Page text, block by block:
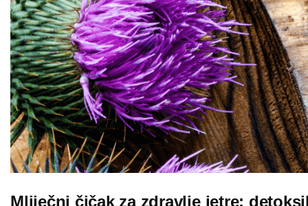
Mliječni čičak za zdravlje jetre: